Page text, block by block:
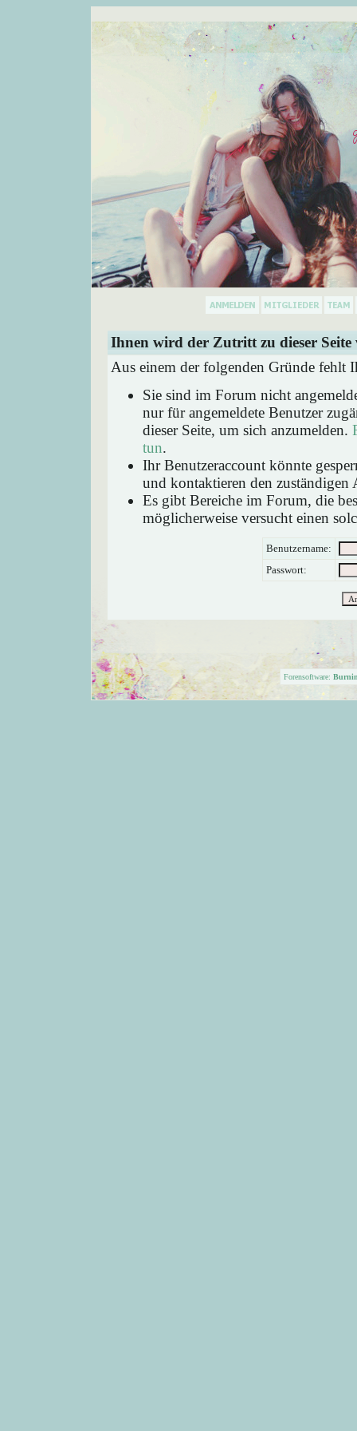
Ihnen wird der Zutritt zu dieser Seite
Aus einem der folgenden Gründe fehlt
Sie sind im Forum nicht
nur für angemeldete Benutzer
dieser Seite, um sich anzumelden.
tun.
Ihr Benutzeraccount könnte
und kontaktieren den zuständigen
Es gibt Bereiche im Forum, die
möglicherweise versucht einen
Benutzername:
Passwort:
Forensoftware: